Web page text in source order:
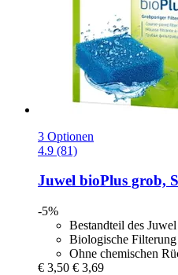
3 Optionen
4.9 (81)
Juwel bioPlus grob,
-5%
Bestandteil des
Biologische
Ohne chemischen
€ 3,50 € 3,69